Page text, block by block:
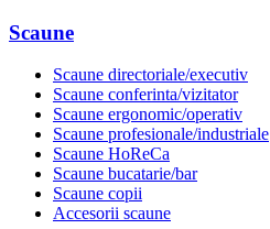
Scaune
Scaune directoriale/executiv
Scaune conferinta/vizitator
Scaune ergonomic/operativ
Scaune profesionale/industriale
Scaune HoReCa
Scaune bucatarie/bar
Scaune copii
Accesorii scaune